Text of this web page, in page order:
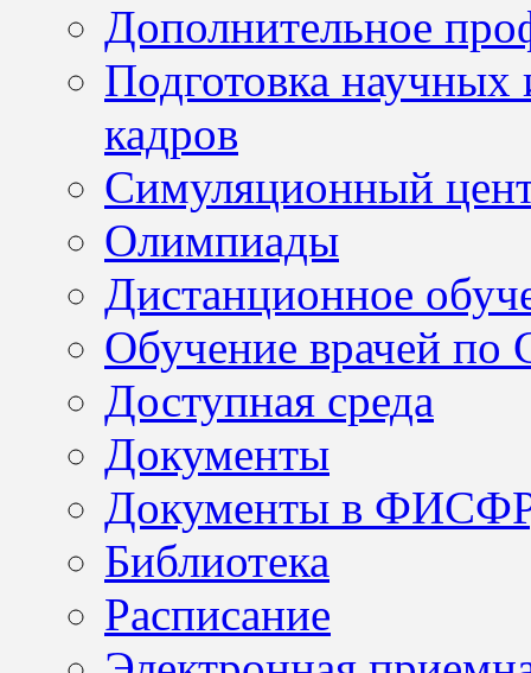
Дополнительное
Подготовка научных
кадров
Симуляционный
Олимпиады
Дистанционное
Обучение врачей по
Доступная среда
Документы
Документы в
Библиотека
Расписание